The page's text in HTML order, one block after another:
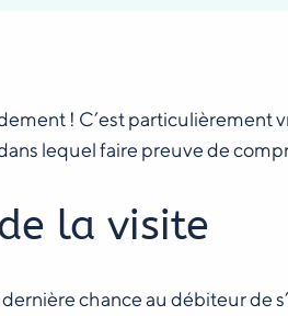
! C’est particulièrement
lequel faire preuve de
la visite
chance au débiteur